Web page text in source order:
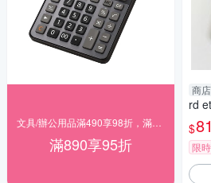
滿890享95折
商店
rd
計
$
限